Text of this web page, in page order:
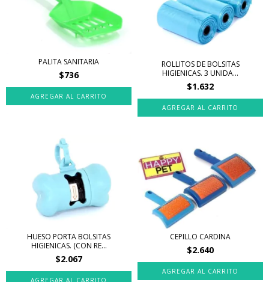
PALITA SANITARIA
$736
ROLLITOS DE BOLSITAS
HIGIENICAS. 3 UNIDA...
$1.632
HUESO PORTA BOLSITAS
HIGIENICAS. (CON RE...
$2.067
CEPILLO CARDINA
$2.640
AGREGAR AL CARRITO